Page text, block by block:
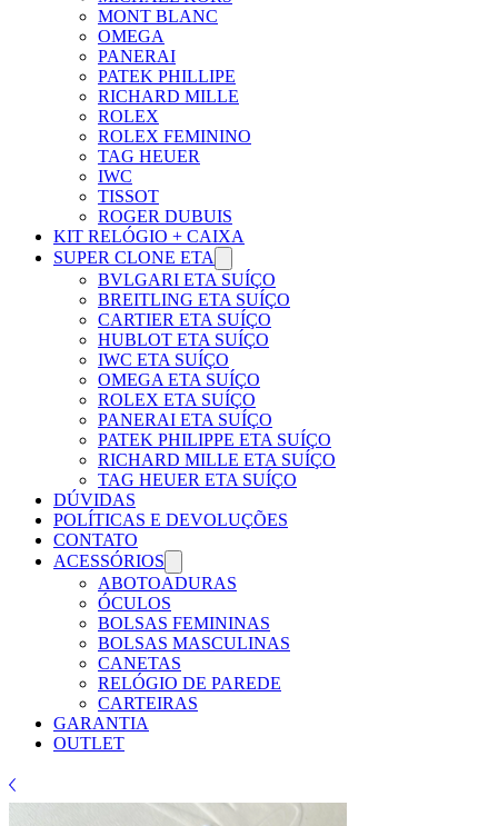
MONT BLANC
OMEGA
PANERAI
PATEK PHILLIPE
RICHARD MILLE
ROLEX
ROLEX FEMININO
TAG HEUER
IWC
TISSOT
ROGER DUBUIS
KIT RELÓGIO + CAIXA
SUPER CLONE ETA
BVLGARI ETA SUÍÇO
BREITLING ETA SUÍÇO
CARTIER ETA SUÍÇO
HUBLOT ETA SUÍÇO
IWC ETA SUÍÇO
OMEGA ETA SUÍÇO
ROLEX ETA SUÍÇO
PANERAI ETA SUÍÇO
PATEK PHILIPPE ETA SUÍÇO
RICHARD MILLE ETA SUÍÇO
TAG HEUER ETA SUÍÇO
DÚVIDAS
POLÍTICAS E DEVOLUÇÕES
CONTATO
ACESSÓRIOS
ABOTOADURAS
ÓCULOS
BOLSAS FEMININAS
BOLSAS MASCULINAS
CANETAS
RELÓGIO DE PAREDE
CARTEIRAS
GARANTIA
OUTLET